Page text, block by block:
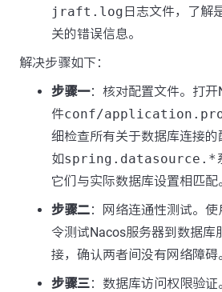
jraft.log 日志文件，了解
关的错误信息。
解决步骤如下：
步骤一：核对配置文件。打
件conf/
细检查所有关于数据库连接的
如spring.datasource.*
它们与实际数据库设置相匹配
步骤二：网络连通性测试。
令测试Nacos服务器到数据库
接，确认两者间没有网络障碍
步骤三：数据库访问权限验